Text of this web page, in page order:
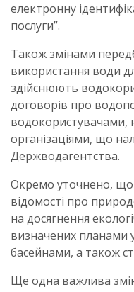
електронну
послуги”.
Також змінами
використання води
здійснюють
договорів про
водокористувачами,
організаціями, що
Держводагентства.
Окремо уточнено, що
відомості про
на досягнення
визначених планами
басейнами, а також
Ще одна важлива